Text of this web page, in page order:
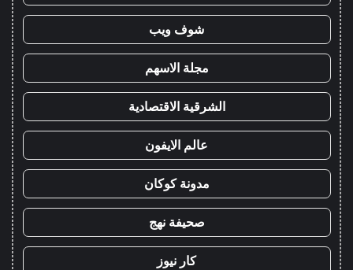
شوف ويب
مجلة الاسهم
الشرقية الاقتصادية
عالم الايفون
مدونة كوكان
صحيفة نهج
كار نيوز